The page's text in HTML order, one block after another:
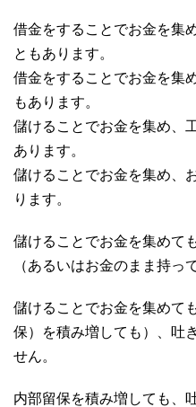
借金をすることでお金を集
ともあります。
借金をすることでお金を集
もあります。
儲けることでお金を集め、
あります。
儲けることでお金を集め、
ります。
儲けることでお金を集めて
（あるいはお金のまま持っ
儲けることでお金を集めて
保）を積み増しても）、吐
せん。
内部留保を積み増しても、